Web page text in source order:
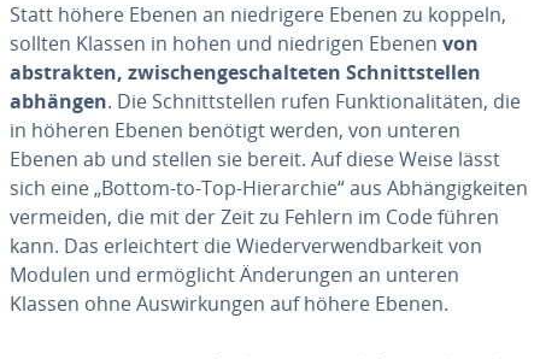
Statt höhere Ebenen an nied­ri­gere Ebenen zu koppeln,
sollten Klassen in hohen und niedrigen Ebenen von
abst­rak­ten, zwisc­hen­gesc­hal­teten Sch­nitts­tel­len
abhängen. Die Sch­nitts­tel­len rufen Funk­tio­na­li­tä­ten, die
in höheren Ebenen benötigt werden, von unteren
Ebenen ab und stellen sie bereit. Auf diese Weise lässt
sich eine „Bottom-to-Top-Hie­rarc­hie“ aus Ab­hän­gig­kei­ten
vermeiden, die mit der Zeit zu Fehlern im Code führen
kann. Das er­leich­tert die Wieder­ve­rwend­bar­keit von
Modulen und er­möglicht Än­de­run­gen an unteren
Klassen ohne Auswir­kun­gen auf höhere Ebenen.